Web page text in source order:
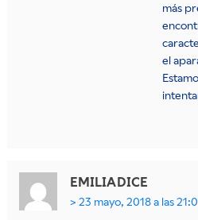
más
el
EMILIA DICE
23 mayo, 2018 a las